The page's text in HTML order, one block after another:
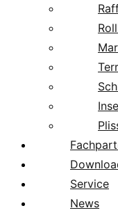
Service
News